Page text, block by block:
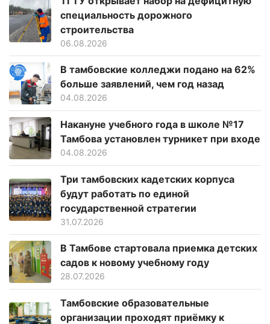
специальность дорожного
строительства
06.08.2026
В тамбовские колледжи подано на 62%
больше заявлений, чем год назад
04.08.2026
Накануне учебного года в школе №17
Тамбова установлен турникет при входе
04.08.2026
Три тамбовских кадетских корпуса
будут работать по единой
государственной стратегии
31.07.2026
В Тамбове стартовала приемка детских
садов к новому учебному году
28.07.2026
Тамбовские образовательные
организации проходят приёмку к